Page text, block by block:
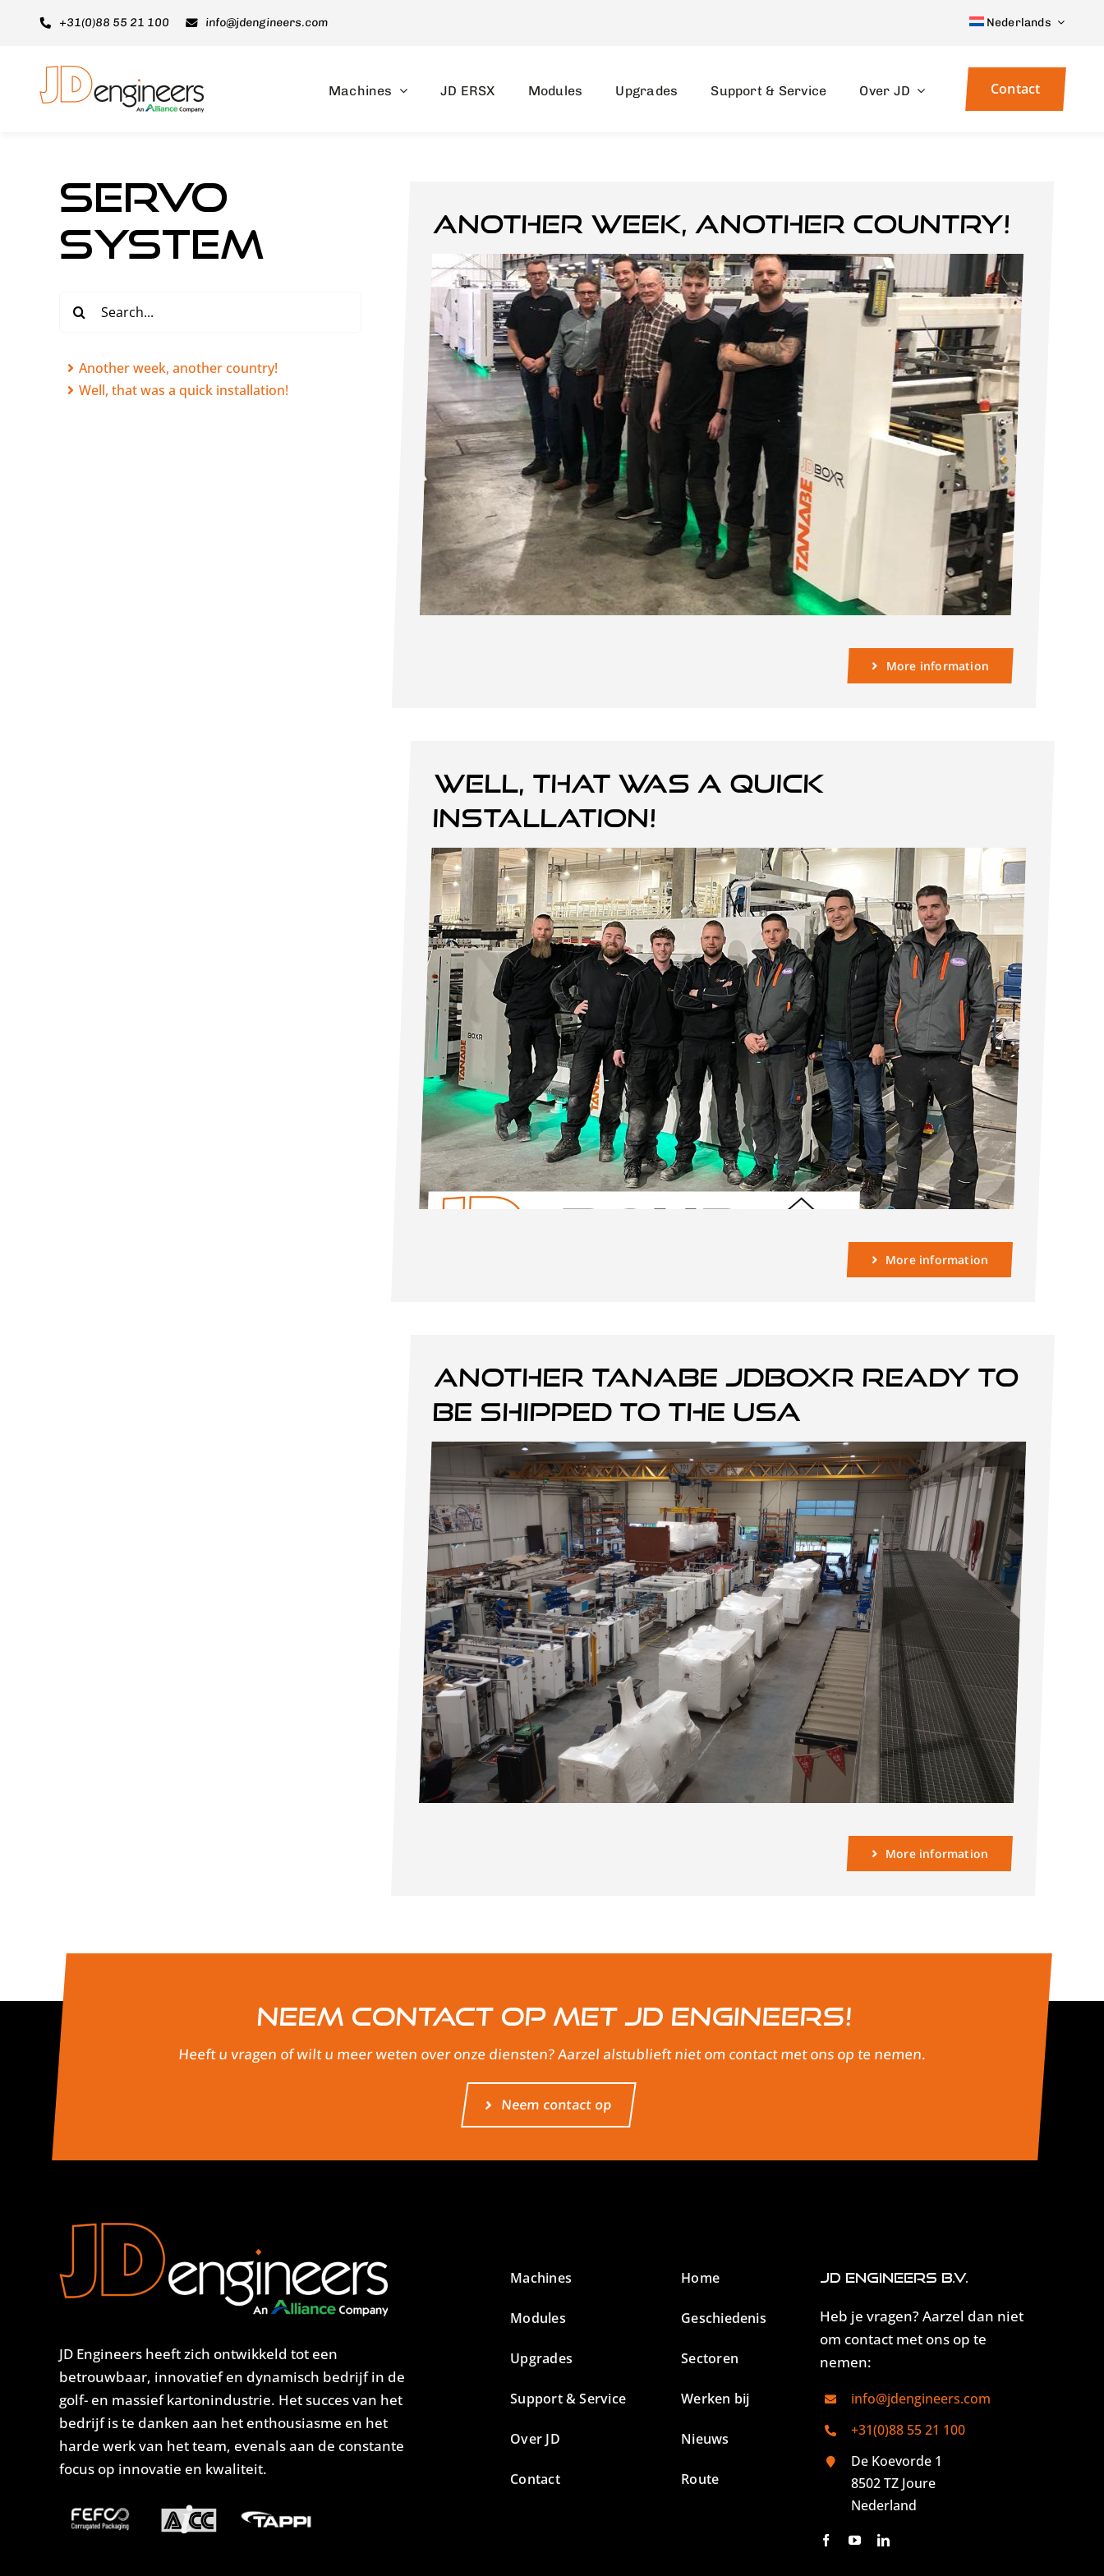
+31(0)88 55 21 100 info@jdengineers.com Nederlands
Machines JD ERSX Modules Upgrades Support & Service Over JD Contact
Servo
System
Zoeken
naar:
Another week, another country!
Well, that was a quick installation!
Another week, another country!
More information
Well, that was a quick
installation!
More information
Another Tanabe JDBOXR ready to
be shipped to the USA
More information
Neem contact op met JD Engineers!
Heeft u vragen of wilt u meer weten over onze diensten? Aarzel alstublieft niet om contact met ons op te nemen.
Neem contact op
JD Engineers heeft zich ontwikkeld tot een
betrouwbaar, innovatief en dynamisch bedrijf in de
golf- en massief kartonindustrie. Het succes van het
bedrijf is te danken aan het enthousiasme en het
harde werk van het team, evenals aan de constante
focus op innovatie en kwaliteit.
Machines
Modules
Upgrades
Support & Service
Over JD
Contact
Home
Geschiedenis
Sectoren
Werken bij
Nieuws
Route
JD Engineers B.V.
Heb je vragen? Aarzel dan niet
om contact met ons op te
nemen:
info@jdengineers.com
+31(0)88 55 21 100
De Koevorde 1
8502 TZ Joure
Nederland